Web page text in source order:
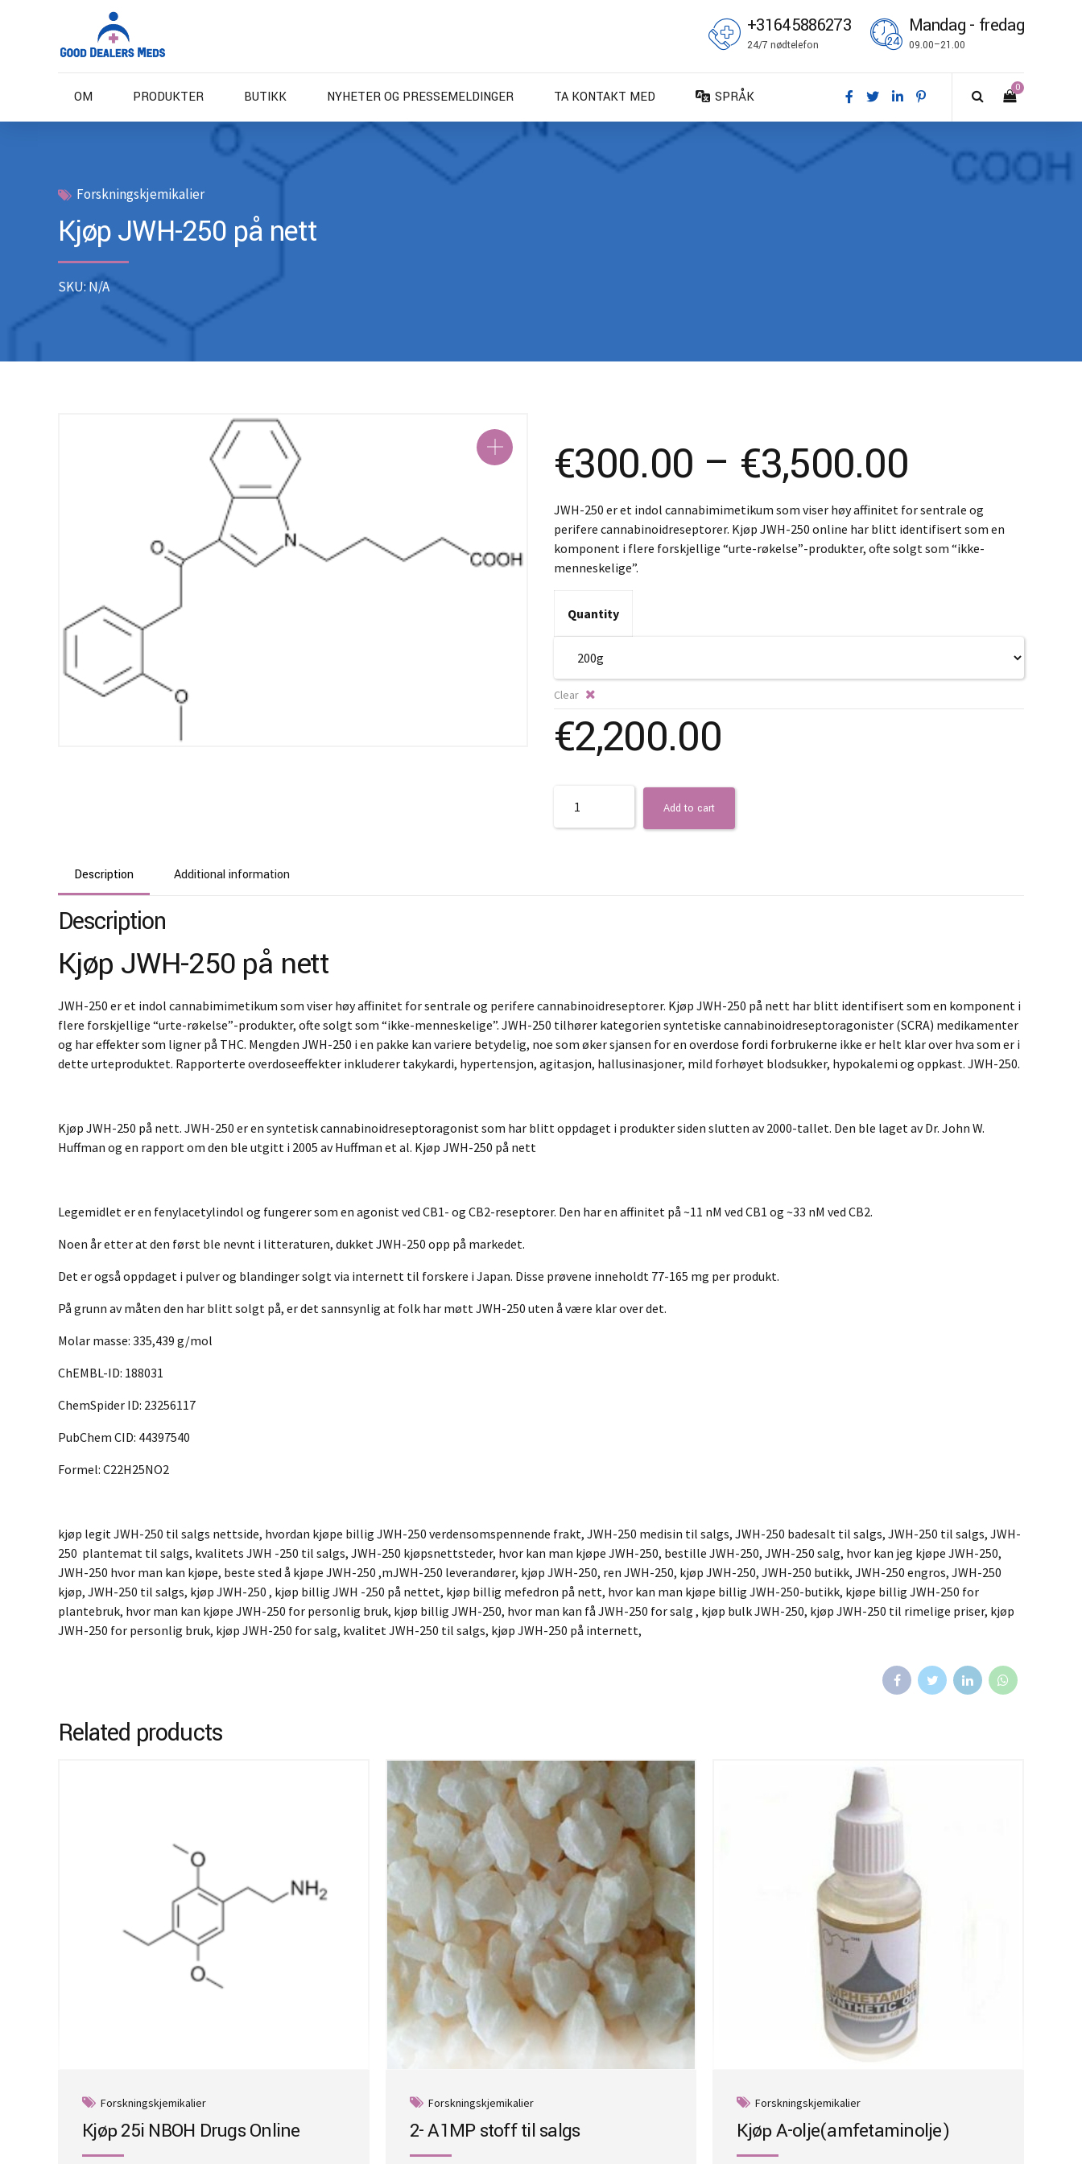
+31645886273
24/7 nødtelefon
Mandag - fredag
09.00–21.00
0
OM PRODUKTER BUTIKK NYHETER OG PRESSEMELDINGER TA KONTAKT MED
SPRÅK
DA – Dansk
DE – Deutsch
SK – Slovenčina
Forskningskjemikalier
Kjøp JWH-250 på nett
SKU: N/A
€300.00 – €3,500.00
range:
€300.00
€3,500.00
JWH-250 er et indol cannabimimetikum som viser høy affinitet for sentrale og
perifere cannabinoidreseptorer. Kjøp JWH-250 online har blitt identifisert som en
komponent i flere forskjellige “urte-røkelse”-produkter, ofte solgt som “ikke-
menneskelige”.
Quantity
Clear
€2,200.00
Add to cart
Description Additional information
Description
Kjøp JWH-250 på nett
JWH-250 er et indol cannabimimetikum som viser høy affinitet for sentrale og perifere cannabinoidreseptorer. Kjøp JWH-250 på nett har blitt identifisert som en komponent i
flere forskjellige “urte-røkelse”-produkter, ofte solgt som “ikke-menneskelige”. JWH-250 tilhører kategorien syntetiske cannabinoidreseptoragonister (SCRA) medikamenter
og har effekter som ligner på THC. Mengden JWH-250 i en pakke kan variere betydelig, noe som øker sjansen for en overdose fordi forbrukerne ikke er helt klar over hva som er i
dette urteproduktet. Rapporterte overdoseeffekter inkluderer takykardi, hypertensjon, agitasjon, hallusinasjoner, mild forhøyet blodsukker, hypokalemi og oppkast. JWH-250.
Kjøp JWH-250 på nett. JWH-250 er en syntetisk cannabinoidreseptoragonist som har blitt oppdaget i produkter siden slutten av 2000-tallet. Den ble laget av Dr. John W.
Huffman og en rapport om den ble utgitt i 2005 av Huffman et al. Kjøp JWH-250 på nett
Legemidlet er en fenylacetylindol og fungerer som en agonist ved CB1- og CB2-reseptorer. Den har en affinitet på ~11 nM ved CB1 og ~33 nM ved CB2.
Noen år etter at den først ble nevnt i litteraturen, dukket JWH-250 opp på markedet.
Det er også oppdaget i pulver og blandinger solgt via internett til forskere i Japan. Disse prøvene inneholdt 77-165 mg per produkt.
På grunn av måten den har blitt solgt på, er det sannsynlig at folk har møtt JWH-250 uten å være klar over det.
Molar masse: 335,439 g/mol
ChEMBL-ID: 188031
ChemSpider ID: 23256117
PubChem CID: 44397540
Formel: C22H25NO2
kjøp legit JWH-250 til salgs nettside, hvordan kjøpe billig JWH-250 verdensomspennende frakt, JWH-250 medisin til salgs, JWH-250 badesalt til salgs, JWH-250 til salgs, JWH-
250 plantemat til salgs, kvalitets JWH -250 til salgs, JWH-250 kjøpsnettsteder, hvor kan man kjøpe JWH-250, bestille JWH-250, JWH-250 salg, hvor kan jeg kjøpe JWH-250,
JWH-250 hvor man kan kjøpe, beste sted å kjøpe JWH-250 ,mJWH-250 leverandører, kjøp JWH-250, ren JWH-250, kjøp JWH-250, JWH-250 butikk, JWH-250 engros, JWH-250
kjøp, JWH-250 til salgs, kjøp JWH-250 , kjøp billig JWH -250 på nettet, kjøp billig mefedron på nett, hvor kan man kjøpe billig JWH-250-butikk, kjøpe billig JWH-250 for
plantebruk, hvor man kan kjøpe JWH-250 for personlig bruk, kjøp billig JWH-250, hvor man kan få JWH-250 for salg , kjøp bulk JWH-250, kjøp JWH-250 til rimelige priser, kjøp
JWH-250 for personlig bruk, kjøp JWH-250 for salg, kvalitet JWH-250 til salgs, kjøp JWH-250 på internett,
Related products
Forskningskjemikalier
Kjøp 25i NBOH Drugs Online
Forskningskjemikalier
2- A1MP stoff til salgs
Forskningskjemikalier
Kjøp A-olje(amfetaminolje)